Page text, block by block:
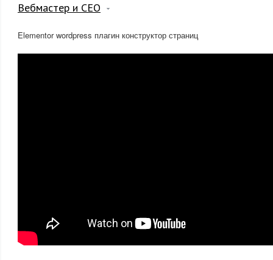
Вебмастер и СЕО
Elementor wordpress плагин конструктор страниц